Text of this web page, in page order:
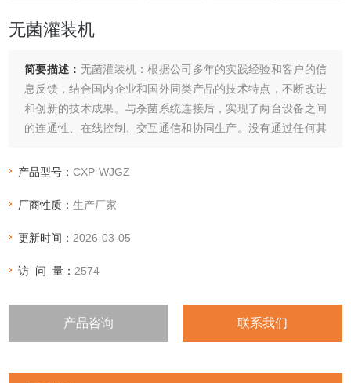
无菌灌装机
简要描述： 无菌灌装机：根据公司多年的实践经验和客户的信
息反馈，结合国内企业和国外同类产品的技术特点，不断改进
和创新的技术成果。与杀菌系统连接后，实现了两台设备之间
的连通性、在线控制、交互通信和协同生产。没有通过任何其
产品型号：CXP-WJGZ
厂商性质：生产厂家
更新时间： 2026-03-05
访 问 量： 2574
产品咨询 联系我们